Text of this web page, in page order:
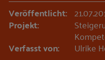
Veröffentlicht:
Projekt:
Verfasst von: Ulrike